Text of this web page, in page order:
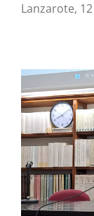
Lanzarote,